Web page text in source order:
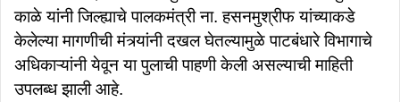
काळे यांनी जिल्ह्याचे पालकमंत्री ना. हसनमुश्रीफ यांच्याकडे
केलेल्या मागणीची मंत्र्यांनी दखल घेतल्यामुळे पाटबंधारे विभागाचे
अधिकाऱ्यांनी येवून या पुलाची पाहणी केली असल्याची माहिती
उपलब्ध झाली आहे.